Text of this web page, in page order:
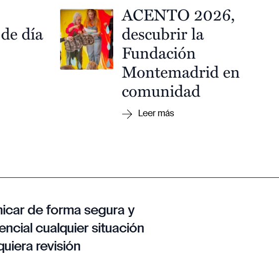
día
ACENTO 2026,
descubrir la
Fundación
Montemadrid en
comunidad
de forma segura y
cualquier situación
revisión